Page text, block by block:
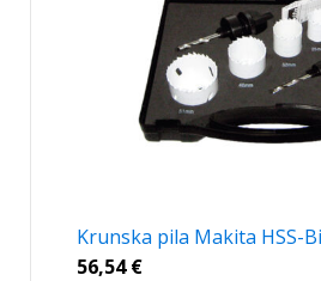
Krunska pila Makita HSS-
56,54€